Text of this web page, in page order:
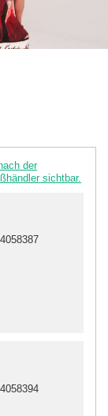
der
sichtbar.